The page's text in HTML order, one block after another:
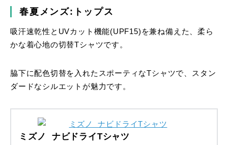
春夏メンズ:トップス
吸汗速乾性とUVカット機能(UPF15)を兼ね備えた、柔ら
かな着心地の切替Tシャツです。
脇下に配色切替を入れたスポーティなTシャツで、スタン
ダードなシルエットが魅力です。
ミズノ ナビドライTシャツ